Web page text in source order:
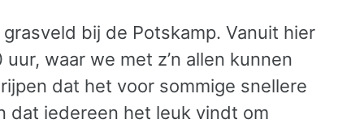
bij de Potskamp. Vanuit hier
waar we met z’n allen kunnen
dat het voor sommige snellere
dat iedereen het leuk vindt om